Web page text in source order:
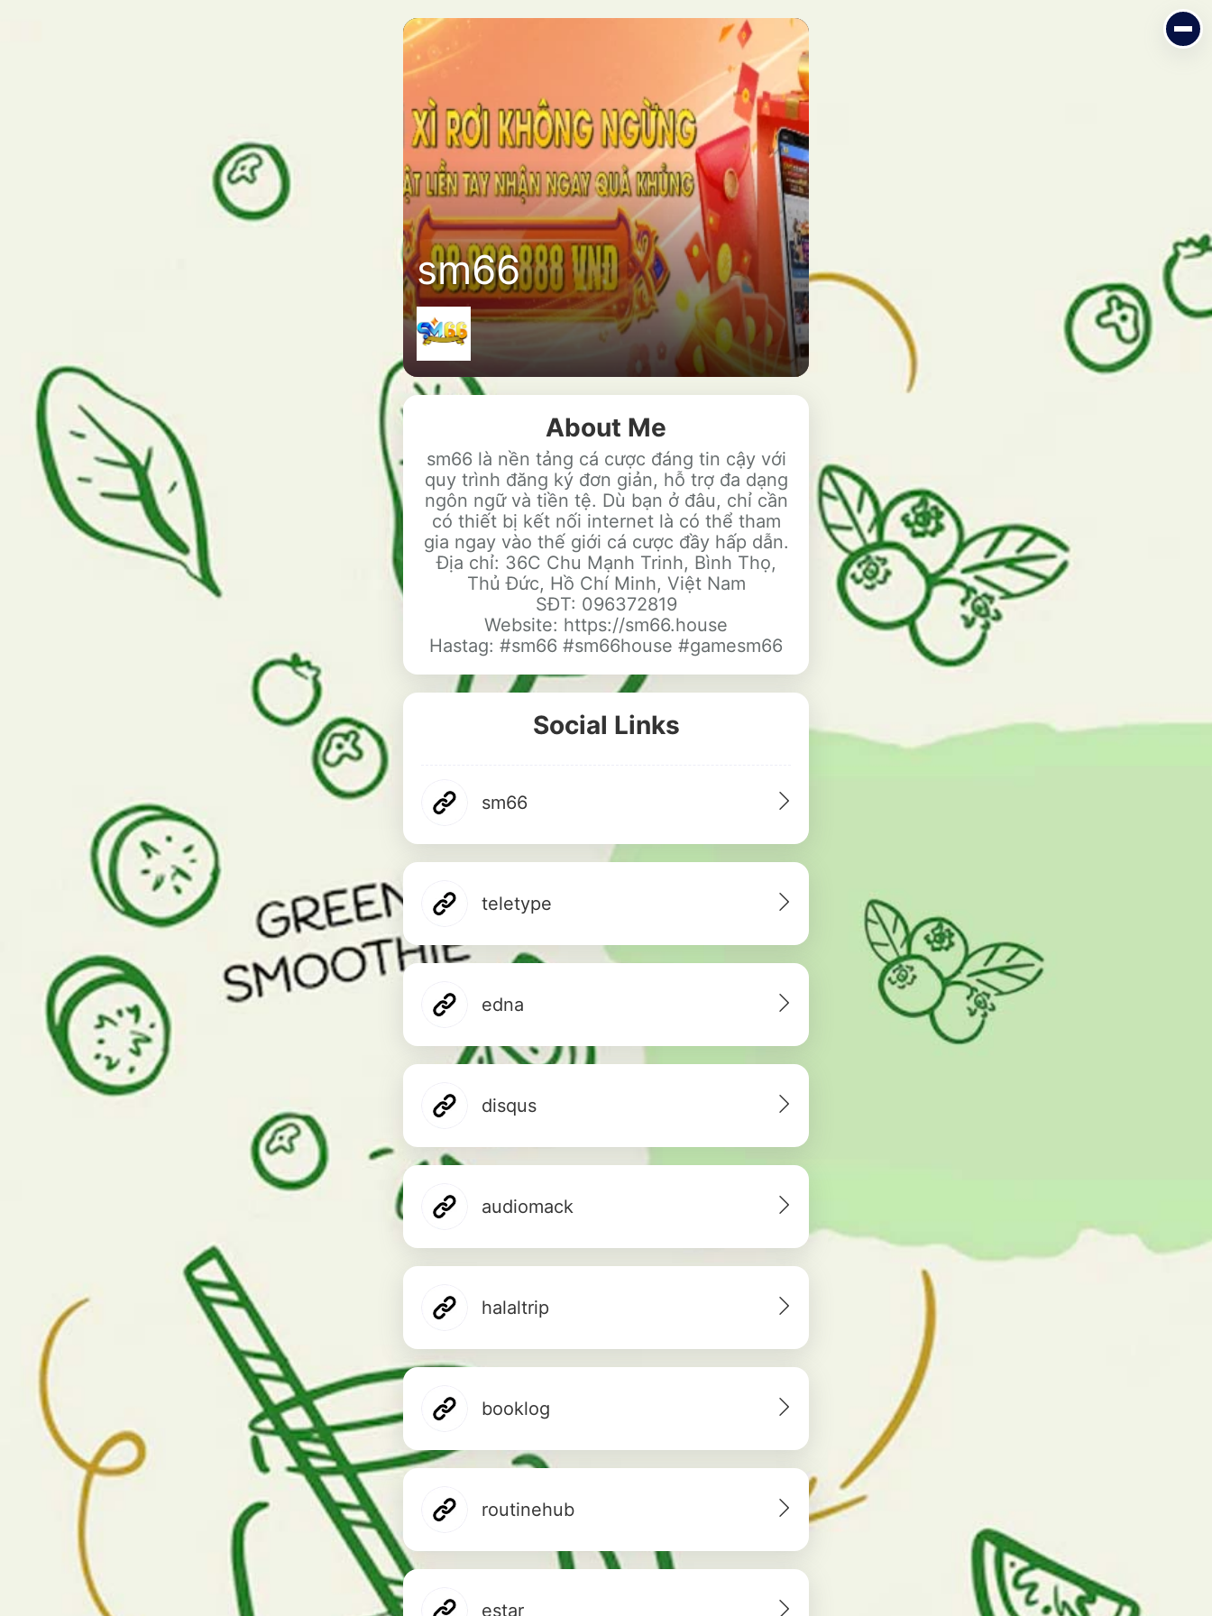
sm66
Add your Digital Business Card to Wallet
AI Business Card Reader New
Add to Home Screen
Add to Gallery
sm66
About Me
sm66 là nền tảng cá cược đáng tin cậy với
quy trình đăng ký đơn giản, hỗ trợ đa dạng
ngôn ngữ và tiền tệ. Dù bạn ở đâu, chỉ cần
có thiết bị kết nối internet là có thể tham
gia ngay vào thế giới cá cược đầy hấp dẫn.
Địa chỉ: 36C Chu Mạnh Trinh, Bình Thọ,
Thủ Đức, Hồ Chí Minh, Việt Nam
SĐT: 096372819
Website: https://sm66.house
Hastag: #sm66 #sm66house #gamesm66
Social Links
sm66
teletype
edna
disqus
audiomack
halaltrip
booklog
routinehub
estar